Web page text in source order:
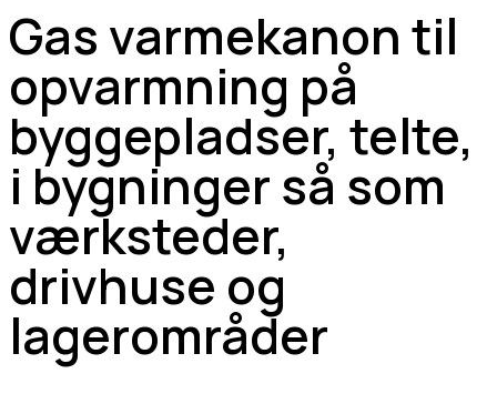
Gas varmekanon til
opvarmning på
byggepladser, telte,
i bygninger så som
værksteder,
drivhuse og
lagerområder